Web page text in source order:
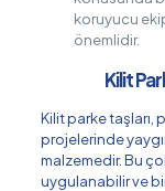
koruyucu
önemlidir.
Kilit
Kilit parke taşları,
projelerinde
malzemedir. Bu
uygulanabilir ve